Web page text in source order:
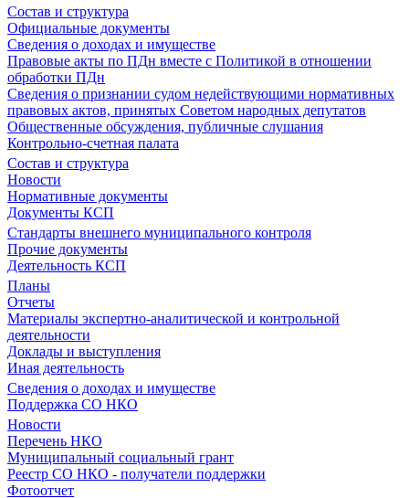
Состав и структура
Официальные документы
Сведения о доходах и имуществе
Правовые акты по ПДн вместе с Политикой в отношении
обработки ПДн
Сведения о признании судом недействующими нормативных
правовых актов, принятых Советом народных депутатов
Общественные обсуждения, публичные слушания
Контрольно-счетная палата
Состав и структура
Новости
Нормативные документы
Документы КСП
Стандарты внешнего муниципального контроля
Прочие документы
Деятельность КСП
Планы
Отчеты
Материалы экспертно-аналитической и контрольной
деятельности
Доклады и выступления
Иная деятельность
Сведения о доходах и имуществе
Поддержка СО НКО
Новости
Перечень НКО
Муниципальный социальный грант
Реестр СО НКО - получатели поддержки
Фотоотчет